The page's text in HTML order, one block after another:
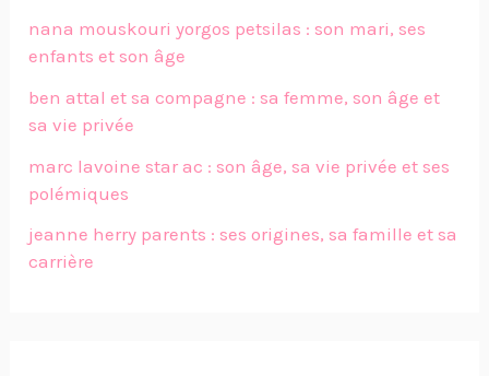
nana mouskouri yorgos petsilas : son mari, ses
enfants et son âge
ben attal et sa compagne : sa femme, son âge et
sa vie privée
marc lavoine star ac : son âge, sa vie privée et ses
polémiques
jeanne herry parents : ses origines, sa famille et sa
carrière